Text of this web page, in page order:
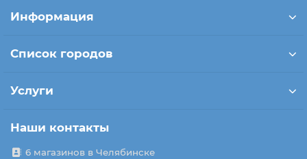
Информация
Список городов
Услуги
Наши контакты
6 магазинов в Челябинске